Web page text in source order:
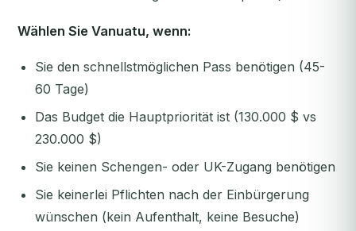
Wählen Sie Vanuatu, wenn:
Sie den schnellstmöglichen Pass benötigen (45-
60 Tage)
Das Budget die Hauptpriorität ist (130.000 $ vs
230.000 $)
Sie keinen Schengen- oder UK-Zugang benötigen
Sie keinerlei Pflichten nach der Einbürgerung
wünschen (kein Aufenthalt, keine Besuche)